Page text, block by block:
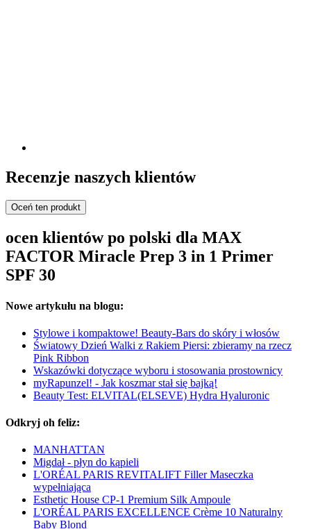
Recenzje naszych klientów
Oceń ten produkt
ocen klientów po polski dla MAX
FACTOR Miracle Prep 3 in 1 Primer
SPF 30
Nowe artykułu na blogu:
Stylowe i kompaktowe! Beauty-Bars do skóry i włosów
Światowy Dzień Walki z Rakiem Piersi: zbieramy na rzecz
Pink Ribbon
Wskazówki dotyczące wyboru i stosowania prostownicy
myRapunzel! - Jak koszmar stał się bajką!
Beauty Test: ELVITAL(ELSEVE) Hydra Hyaluronic
Odkryj oh feliz:
MANHATTAN
Migdał - płyn do kąpieli
L'ORÉAL PARIS REVITALIFT Filler Maseczka
wypełniająca
Esthetic House CP-1 Premium Silk Ampoule
L'ORÉAL PARIS EXCELLENCE Crème 10 Naturalny
Baby Blond